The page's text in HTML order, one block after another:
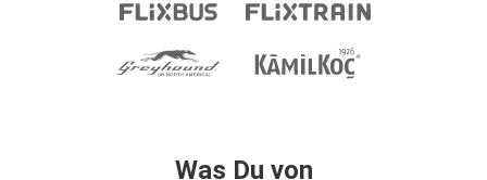
Was Du von